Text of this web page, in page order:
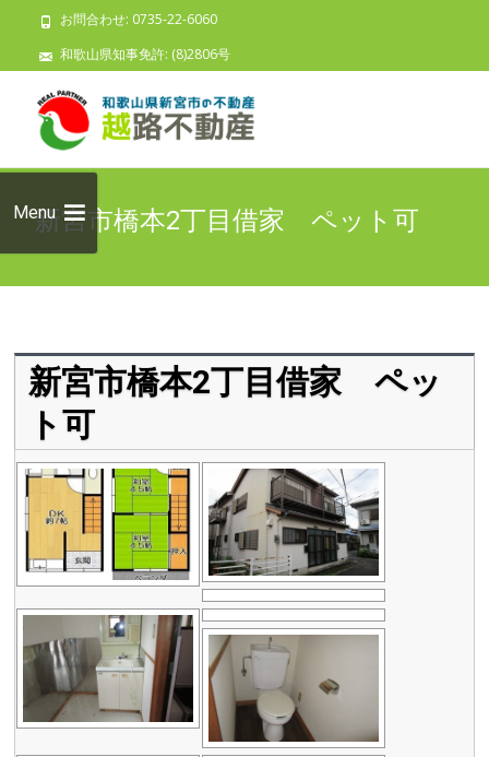
お問合わせ: 0735-22-6060
和歌山県知事免許: (8)2806号
Menu新宮市橋本2丁目借家 ペット可
新宮市橋本2丁目借家 ペッ
ト可